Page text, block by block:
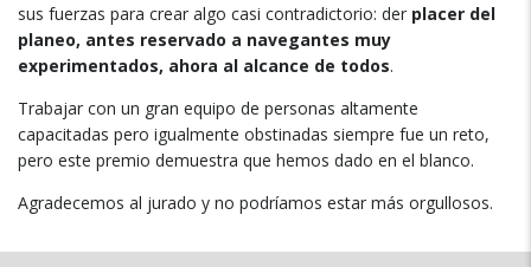
sus fuerzas para crear algo casi contradictorio: der placer del
planeo, antes reservado a navegantes muy
experimentados, ahora al alcance de todos.
Trabajar con un gran equipo de personas altamente
capacitadas pero igualmente obstinadas siempre fue un reto,
pero este premio demuestra que hemos dado en el blanco.
Agradecemos al jurado y no podríamos estar más orgullosos.